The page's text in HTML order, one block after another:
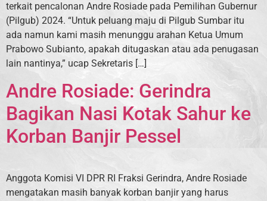
terkait pencalonan Andre Rosiade pada Pemilihan Gubernur
(Pilgub) 2024. “Untuk peluang maju di Pilgub Sumbar itu
ada namun kami masih menunggu arahan Ketua Umum
Prabowo Subianto, apakah ditugaskan atau ada penugasan
lain nantinya,” ucap Sekretaris […]
Andre Rosiade: Gerindra
Bagikan Nasi Kotak Sahur ke
Korban Banjir Pessel
Anggota Komisi VI DPR RI Fraksi Gerindra, Andre Rosiade
mengatakan masih banyak korban banjir yang harus